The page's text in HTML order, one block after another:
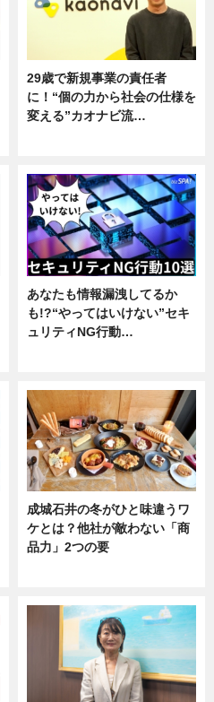
29歳で新規事業の責任者
に！“個の力から社会の仕様を
変える”カオナビ流…
あなたも情報漏洩してるか
も!?“やってはいけない”セキ
ュリティNG行動…
成城石井の冬がひと味違うワ
ケとは？他社が敵わない「商
品力」2つの要